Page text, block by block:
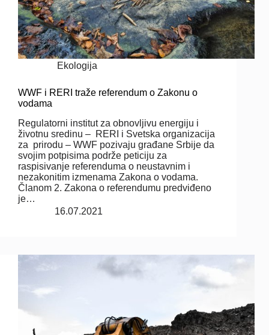
Ekologija
WWF i RERI traže referendum o Zakonu o
vodama
Regulatorni institut za obnovljivu energiju i
životnu sredinu – RERI i Svetska organizacija
za prirodu – WWF pozivaju građane Srbije da
svojim potpisima podrže peticiju za
raspisivanje referenduma o neustavnim i
nezakonitim izmenama Zakona o vodama.
Članom 2. Zakona o referendumu predviđeno
je…
16.07.2021